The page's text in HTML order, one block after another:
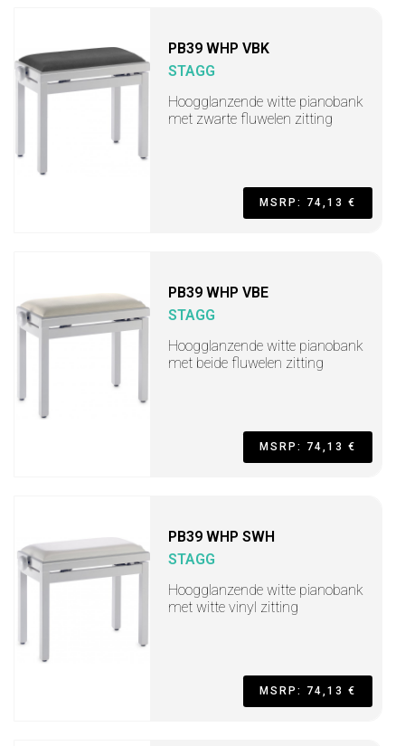
PB39 WHP VBK
STAGG
Hoogglanzende witte pianobank
met zwarte fluwelen zitting
MSRP: 74,13 €
PB39 WHP VBE
STAGG
Hoogglanzende witte pianobank
met beide fluwelen zitting
MSRP: 74,13 €
PB39 WHP SWH
STAGG
Hoogglanzende witte pianobank
met witte vinyl zitting
MSRP: 74,13 €